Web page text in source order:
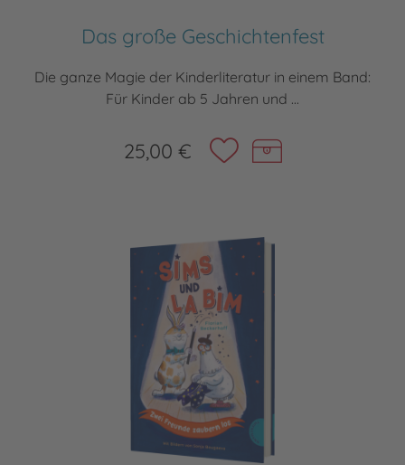
Das große Geschichtenfest
Die ganze Magie der Kinderliteratur in einem Band:
Für Kinder ab 5 Jahren und ...
25,00 €